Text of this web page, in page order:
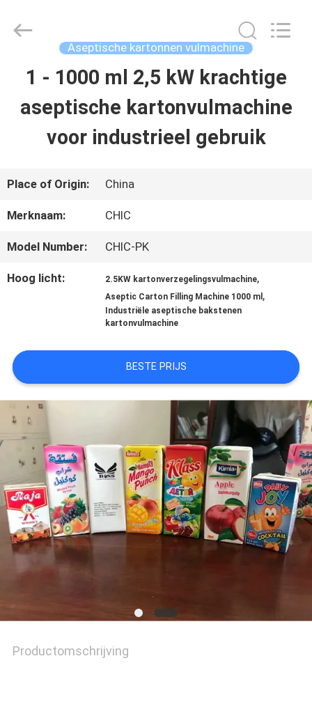
HUIS
PRODUCTEN
OVER
ONS
KWALITEITSCONTROLE
NEEM
CONTACT
MET
ONS
OP
NIEUWS
GEVALLEN
EEN
Machinery
Reserved.
Aseptische kartonnen vulmachine
1 - 1000 ml 2,5 kW krachtige
aseptische kartonvulmachine
voor industrieel gebruik
Place of Origin: China
Merknaam: CHIC
Model Number: CHIC-PK
Hoog licht: 2.5KW kartonverzegelingsvulmachine,
Aseptic Carton Filling Machine 1000 ml ,
Industriële aseptische bakstenen
kartonvulmachine
BESTE PRIJS
Productomschrijving